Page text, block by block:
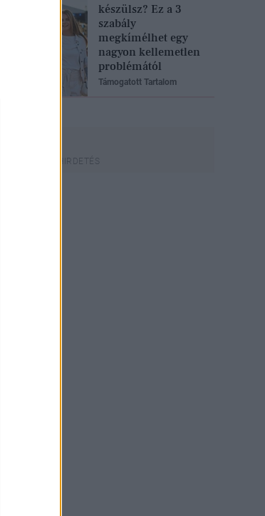
készülsz? Ez a 3
szabály
megkímélhet egy
nagyon kellemetlen
problémától
Támogatott Tartalom